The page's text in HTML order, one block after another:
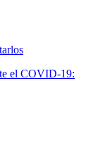
el COVID-19: